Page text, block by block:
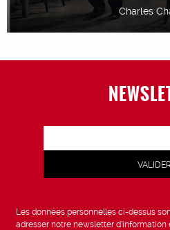
Charles
Les données personnelles ci-dessus
adresser notre newsletter